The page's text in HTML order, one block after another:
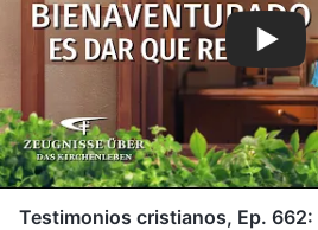
Testimonios cristianos, Ep. 662: